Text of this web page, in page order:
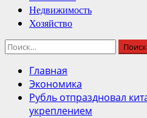
менюНедвижимость
Хозяйство
Найти:
Главная
Экономика
Рубль отпраздновал
укреплением